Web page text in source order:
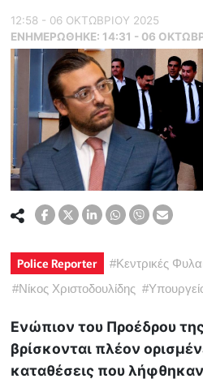
12:58 - 06 ΟΚΤΩΒΡΙΟΥ 2025
ΕΝΗΜΕΡΏΘΗΚΕ: 14:31 - 06
Police Reporter #Κεντρικές
#Νίκος Χριστοδουλίδης #
Ενώπιον του Προέδρου
βρίσκονται πλέον
καταθέσεις που